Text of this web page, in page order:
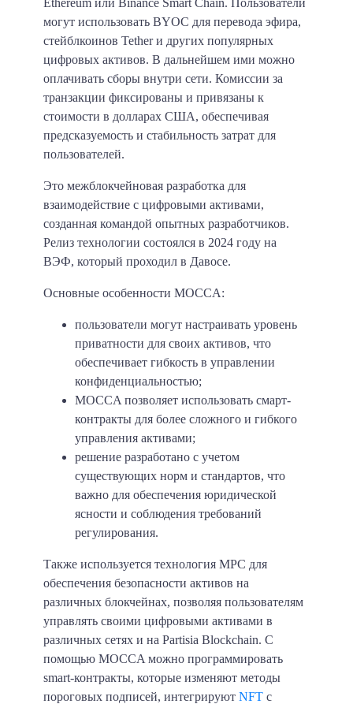
могут использовать BYOC для перевода эфира,
стейблкоинов Tether и других популярных
цифровых активов. В дальнейшем ими можно
оплачивать сборы внутри сети. Комиссии за
транзакции фиксированы и привязаны к
стоимости в долларах США, обеспечивая
предсказуемость и стабильность затрат для
пользователей.
Это межблокчейновая разработка для
взаимодействие с цифровыми активами,
созданная командой опытных разработчиков.
Релиз технологии состоялся в 2024 году на
ВЭФ, который проходил в Давосе.
Основные особенности MOCCA:
пользователи могут настраивать уровень
приватности для своих активов, что
обеспечивает гибкость в управлении
конфиденциальностью;
MOCCA позволяет использовать смарт-
контракты для более сложного и гибкого
управления активами;
решение разработано с учетом
существующих норм и стандартов, что
важно для обеспечения юридической
ясности и соблюдения требований
регулирования.
Также используется технология MPC для
обеспечения безопасности активов на
различных блокчейнах, позволяя пользователям
управлять своими цифровыми активами в
различных сетях и на Partisia Blockchain. С
помощью MOCCA можно программировать
smart-контракты, которые изменяют методы
пороговых подписей, интегрируют NFT с